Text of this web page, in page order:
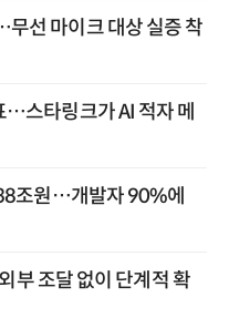
선 마이크 대상 실증 착
…스타링크가 AI 적자 메
조원…개발자 90%에
부 조달 없이 단계적 확